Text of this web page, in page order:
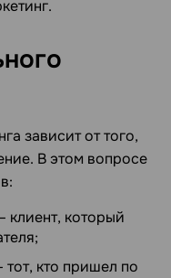
зависит от того,
В этом вопросе
клиент, который
тот, кто пришел по